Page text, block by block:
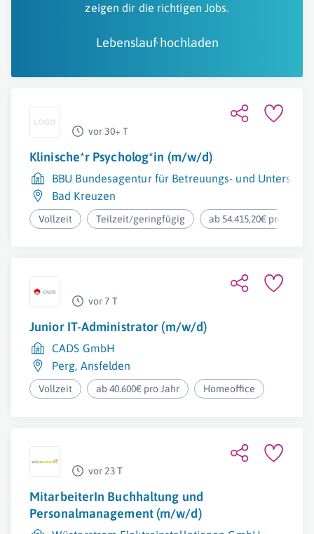
zeigen dir die richtigen Jobs.
Lebenslauf hochladen
vor 30+ T
Klinische*r Psycholog*in (m/w/d)
BBU Bundesagentur für Betreuungs- und
Bad Kreuzen
Vollzeit Teilzeit/geringfügig ab 54.415,20€ pro Jahr
vor 7 T
Junior IT-Administrator (m/w/d)
CADS GmbH
Perg, Ansfelden
Vollzeit ab 40.600€ pro Jahr Homeoffice
vor 23 T
MitarbeiterIn Buchhaltung und
Personalmanagement (m/w/d)